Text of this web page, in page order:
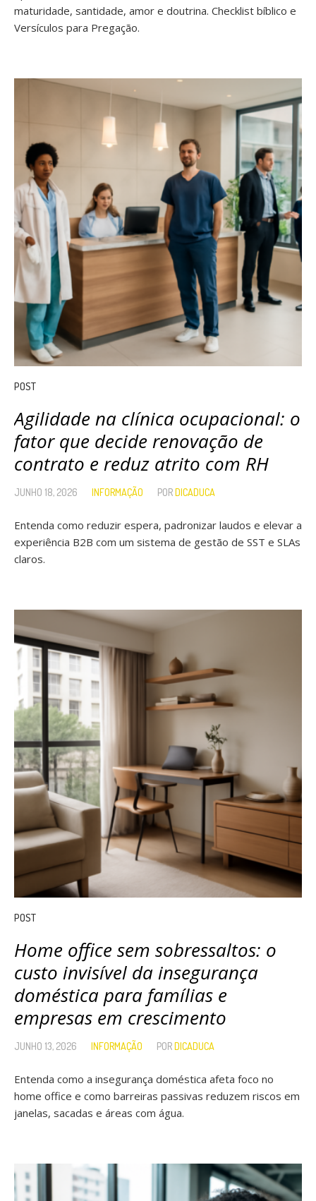
maturidade, santidade, amor e doutrina. Checklist bíblico e
Versículos para Pregação.
POST
Agilidade na clínica ocupacional: o
fator que decide renovação de
contrato e reduz atrito com RH
JUNHO 18, 2026 INFORMAÇÃO PORDICADUCA
Entenda como reduzir espera, padronizar laudos e elevar a
experiência B2B com um sistema de gestão de SST e SLAs
claros.
POST
Home office sem sobressaltos: o
custo invisível da insegurança
doméstica para famílias e
empresas em crescimento
JUNHO 13, 2026 INFORMAÇÃO PORDICADUCA
Entenda como a insegurança doméstica afeta foco no
home office e como barreiras passivas reduzem riscos em
janelas, sacadas e áreas com água.